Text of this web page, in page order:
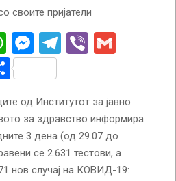
своите пријатели
WhatsApp
Messenger
Telegram
Viber
Share
од Институтот за јавно
за здравство информира
3 дена (од 29.07 до
се 2.631 тестови, а
нов случај на КОВИД-19: